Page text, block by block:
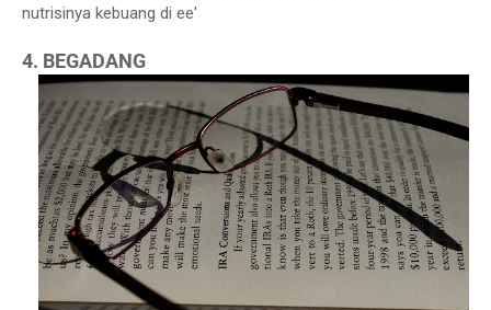
nutrisinya kebuang di ee'
4. BEGADANG